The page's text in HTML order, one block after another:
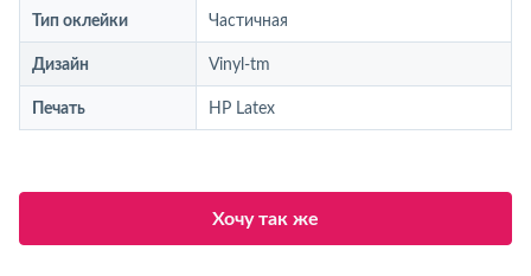
Тип оклейки Частичная
Дизайн Vinyl-tm
Печать HP Latex
Хочу так же